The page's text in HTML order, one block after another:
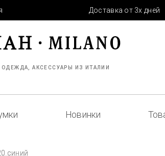
Доставка от 3х дней
ОДЕЖДА, АКСЕССУАРЫ ИЗ ИТАЛИИ
Новинки
синий